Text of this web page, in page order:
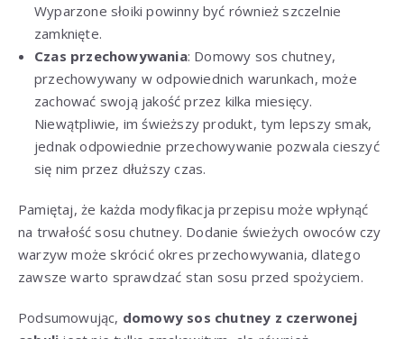
Wyparzone słoiki powinny być również szczelnie
zamknięte.
Czas przechowywania: Domowy sos chutney,
przechowywany w odpowiednich warunkach, może
zachować swoją jakość przez kilka miesięcy.
Niewątpliwie, im świeższy produkt, tym lepszy smak,
jednak odpowiednie przechowywanie pozwala cieszyć
się nim przez dłuższy czas.
Pamiętaj, że każda modyfikacja przepisu może wpłynąć
na trwałość sosu chutney. Dodanie świeżych owoców czy
warzyw może skrócić okres przechowywania, dlatego
zawsze warto sprawdzać stan sosu przed spożyciem.
Podsumowując, domowy sos chutney z czerwonej